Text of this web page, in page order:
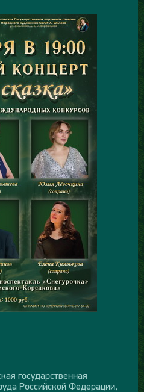
государственная
Российской Федерации,